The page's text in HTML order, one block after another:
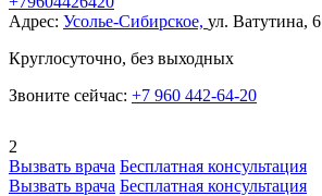
Адрес: Усолье-Сибирское, ул. Ватутина, 6
Круглосуточно, без выходных
Звоните сейчас: +7 960 442-64-20
2
Вызвать врача Бесплатная консультация
Вызвать врача Бесплатная консультация